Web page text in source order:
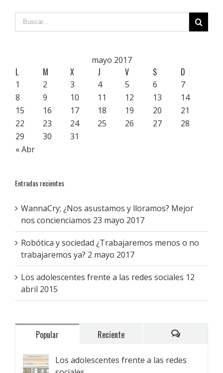
mayo 2017
L M X J V S D
« Abr
1 2 3 4 5 6
7
8
9 10 11 12 13
14
15
16 17 18 19 20
21
22
23 24 25 26 27
28
29
30 31
Entradas recientes
WannaCry; ¿Nos asustamos y lloramos? Mejor
nos concienciamos 23 mayo 2017
Robótica y sociedad ¿Trabajaremos menos o no
trabajaremos ya? 2 mayo 2017
Los adolescentes frente a las redes sociales 12
abril 2015
Popular
Reciente
Los adolescentes frente a las redes